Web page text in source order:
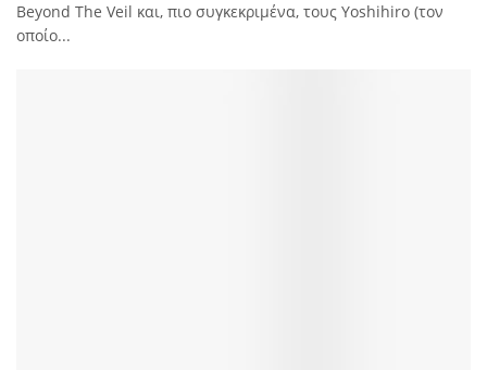
Beyond The Veil και, πιο συγκεκριμένα, τους Yoshihiro (τον
οποίο...